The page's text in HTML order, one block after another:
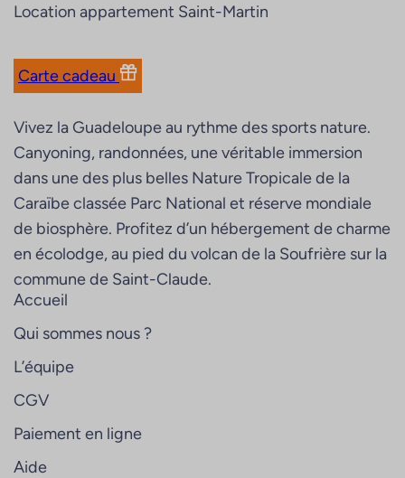
Location appartement Saint-Martin
Carte cadeau
Vivez la Guadeloupe au rythme des sports nature.
Canyoning, randonnées, une véritable immersion
dans une des plus belles Nature Tropicale de la
Caraïbe classée Parc National et réserve mondiale
de biosphère. Profitez d’un hébergement de charme
en écolodge, au pied du volcan de la Soufrière sur la
commune de Saint-Claude.
Accueil
Qui sommes nous ?
L’équipe
CGV
Paiement en ligne
Aide